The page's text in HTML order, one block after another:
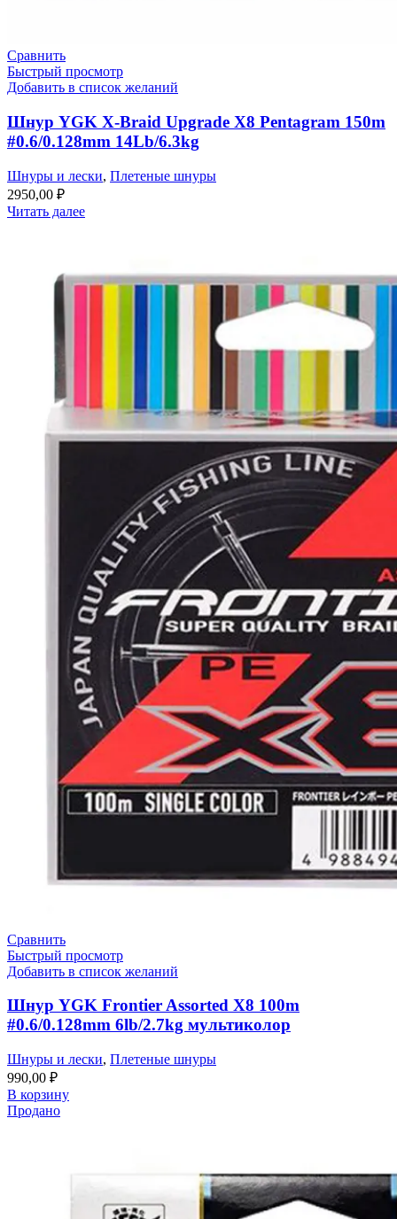
Сравнить
Быстрый просмотр
Добавить в список желаний
Шнур YGK X-Braid Upgrade X8 Pentagram 150m
#0.6/0.128mm 14Lb/6.3kg
Шнуры и лески, Плетеные шнуры
2950,00 ₽
Читать далее
Сравнить
Быстрый просмотр
Добавить в список желаний
Шнур YGK Frontier Assorted X8 100m
#0.6/0.128mm 6lb/2.7kg мультиколор
Шнуры и лески, Плетеные шнуры
990,00 ₽
В корзину
Продано